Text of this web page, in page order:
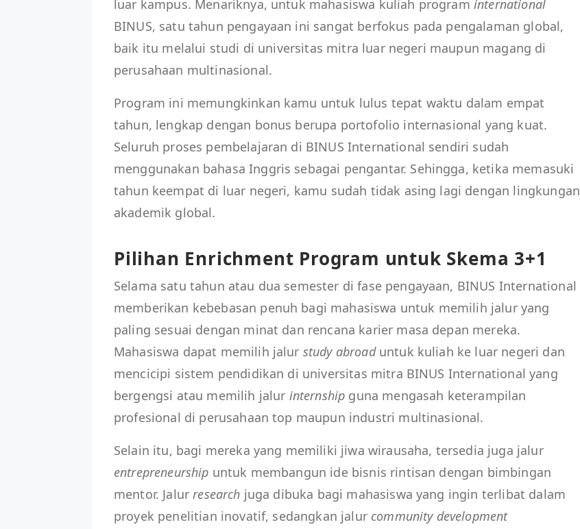
luar kampus. Menariknya, untuk mahasiswa kuliah program international
BINUS, satu tahun pengayaan ini sangat berfokus pada pengalaman global,
baik itu melalui studi di universitas mitra luar negeri maupun magang di
perusahaan multinasional.
Program ini memungkinkan kamu untuk lulus tepat waktu dalam empat
tahun, lengkap dengan bonus berupa portofolio internasional yang kuat.
Seluruh proses pembelajaran di BINUS International sendiri sudah
menggunakan bahasa Inggris sebagai pengantar. Sehingga, ketika memasuki
tahun keempat di luar negeri, kamu sudah tidak asing lagi dengan lingkungan
akademik global.
Pilihan Enrichment Program untuk Skema 3+1
Selama satu tahun atau dua semester di fase pengayaan, BINUS International
memberikan kebebasan penuh bagi mahasiswa untuk memilih jalur yang
paling sesuai dengan minat dan rencana karier masa depan mereka.
Mahasiswa dapat memilih jalur study abroaduntuk kuliah ke luar negeri dan
mencicipi sistem pendidikan di universitas mitra BINUS International yang
bergengsi atau memilih jalur internship guna mengasah keterampilan
profesional di perusahaan top maupun industri multinasional.
Selain itu, bagi mereka yang memiliki jiwa wirausaha, tersedia juga jalur
entrepreneurship untuk membangun ide bisnis rintisan dengan bimbingan
mentor. Jalurresearch juga dibuka bagi mahasiswa yang ingin terlibat dalam
proyek penelitian inovatif, sedangkan jalur community development